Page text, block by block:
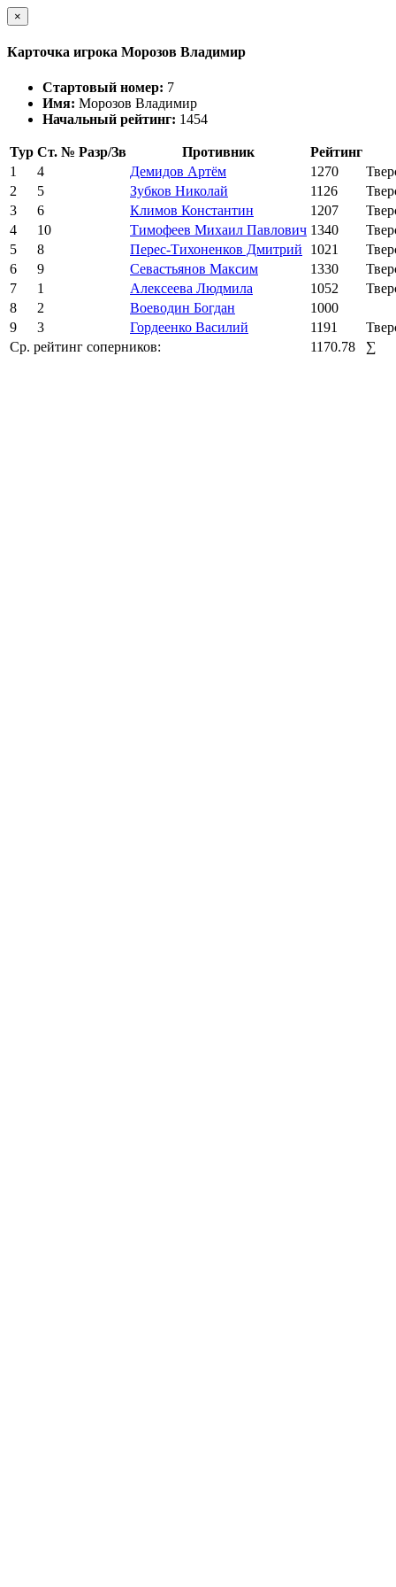
×
Карточка игрока Морозов Владимир
Стартовый номер: 7
Имя: Морозов Владимир
Начальный рейтинг: 1454
Тур Ст. № Разр/Зв Противник Рейтинг
1
4 Демидов Артём 1270
2
5 Зубков Николай 1126
3
6 Климов Константин 1207
4
10 Тимофеев Михаил Павлович 1340
5
8 Перес-Тихоненков Дмитрий 1021
6
9 Севастьянов Максим 1330
7
1 Алексеева Людмила 1052
8
2 Воеводин Богдан
1000
9
3 Гордеенко Василий 1191
Ср. рейтинг соперников:
1170.78 ∑